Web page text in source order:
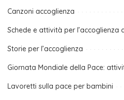
Canzoni accoglienza
Schede e attività per l’accoglienza
Storie per l’accoglienza
Giornata Mondiale della Pace:
Lavoretti sulla pace per bambini